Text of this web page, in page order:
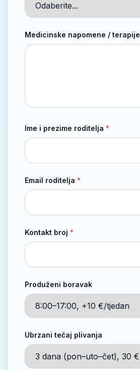
Medicinske napomene / terapije
Ime i prezime roditelja *
Email roditelja *
Kontakt broj *
Produženi boravak
Ubrzani tečaj plivanja